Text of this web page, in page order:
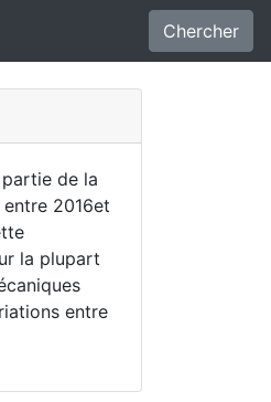
Chercher
de la
2016et
la plupart
entre